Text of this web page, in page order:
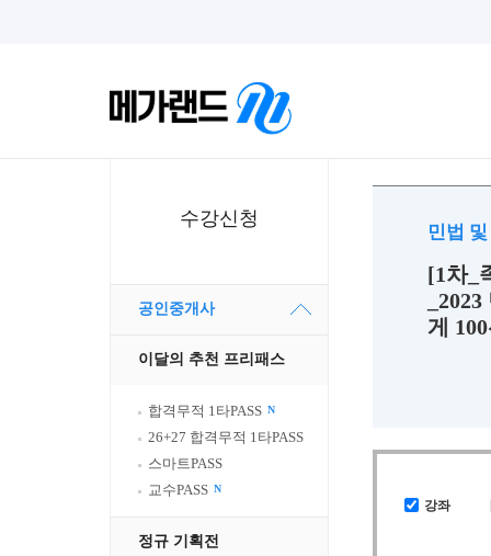
수강신청
공인중개사
이달의 추천 프리패스
합격무적 1타PASS N
26+27 합격무적 1타PASS
스마트PASS
교수PASS N
정규 기획전
민법
[1차_
게
강좌